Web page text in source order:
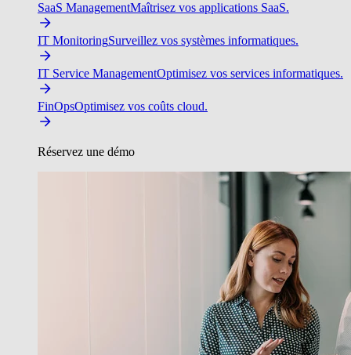
SaaS ManagementMaîtrisez vos applications SaaS.
IT MonitoringSurveillez vos systèmes informatiques.
IT Service ManagementOptimisez vos services informatiques.
FinOpsOptimisez vos coûts cloud.
Réservez une démo